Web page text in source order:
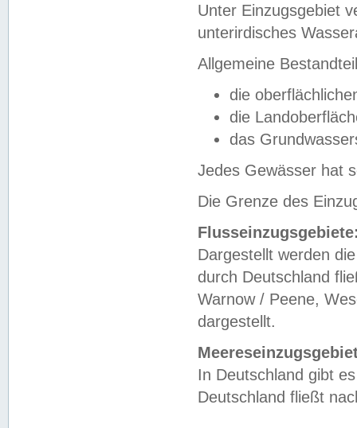
Unter Einzugsgebiet
unterirdisches
Allgemeine
die
die
das
Jedes Gewässer hat
Die Grenze des
Dargestellt werden
durch Deutschland
Warnow / Peene,
dargestellt.
In Deutschland gibt
Deutschland fließt